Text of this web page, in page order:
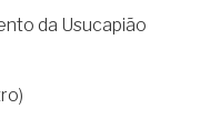
da Usucapião